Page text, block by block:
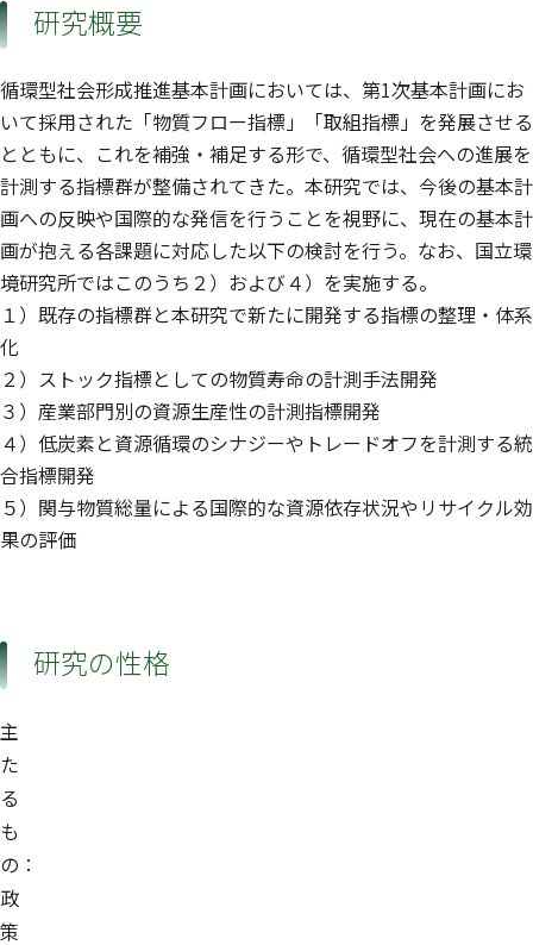
研究概要
循環型社会形成推進基本計画においては、第1次基本計画にお
いて採用された「物質フロー指標」「取組指標」を発展させる
とともに、これを補強・補足する形で、循環型社会への進展を
計測する指標群が整備されてきた。本研究では、今後の基本計
画への反映や国際的な発信を行うことを視野に、現在の基本計
画が抱える各課題に対応した以下の検討を行う。なお、国立環
境研究所ではこのうち２）および４）を実施する。
１）既存の指標群と本研究で新たに開発する指標の整理・体系
化
２）ストック指標としての物質寿命の計測手法開発
３）産業部門別の資源生産性の計測指標開発
４）低炭素と資源循環のシナジーやトレードオフを計測する統
合指標開発
５）関与物質総量による国際的な資源依存状況やリサイクル効
果の評価
研究の性格
主
た
る
も
の：
政
策